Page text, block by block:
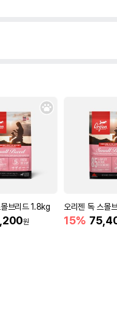
브리드 1.8kg
원
오리젠 독 스몰
15%